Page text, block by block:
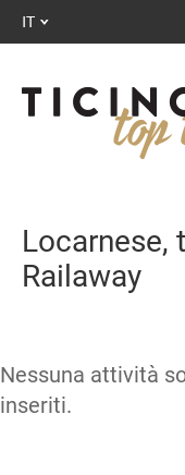
IT
Locarnese,
Railaway
Nessuna attività
inseriti.